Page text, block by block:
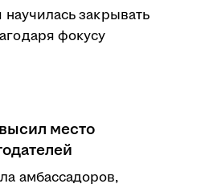
закрывать
фокусу
место
амбассадоров,